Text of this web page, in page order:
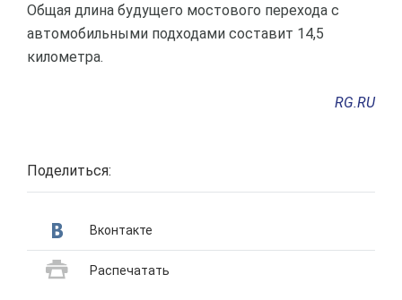
Общая длина будущего мостового перехода с
автомобильными подходами составит 14,5
километра.
RG.RU
Поделиться:
Вконтакте
Распечатать